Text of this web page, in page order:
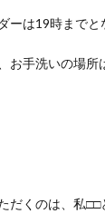
ーは19時までと
お手洗いの場所
だくのは、私□□